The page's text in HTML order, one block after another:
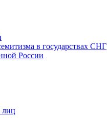
в государствах СНГ
России
лиц